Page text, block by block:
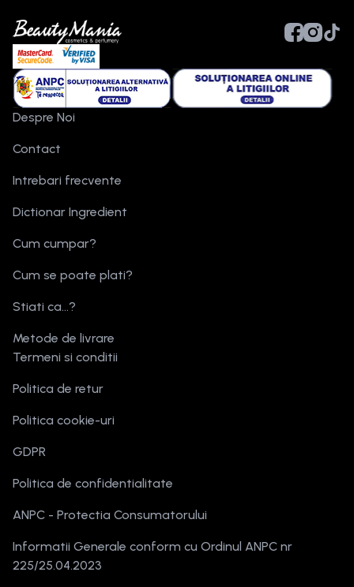
Despre Noi
Contact
Intrebari frecvente
Dictionar Ingredient
Cum cumpar?
Cum se poate plati?
Stiati ca...?
Metode de livrare
Termeni si conditii
Politica de retur
Politica cookie-uri
GDPR
Politica de confidentialitate
ANPC - Protectia Consumatorului
Informatii Generale conform cu Ordinul ANPC nr
225/25.04.2023